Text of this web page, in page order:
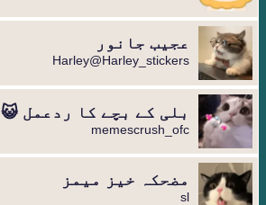
عجیب جانور
Harley@Harley_stickers
بلی کے بچے کا ردعمل 😺
memescrush_ofc
مضحکہ خیز میمز
sl